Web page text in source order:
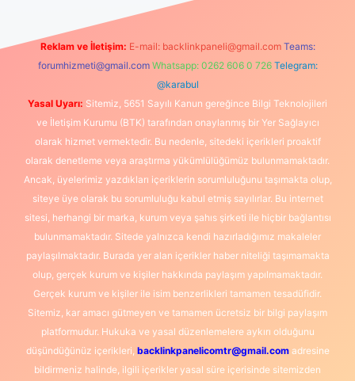
Reklam ve İletişim: E-mail: backlinkpaneli@gmail.com Teams:
forumhizmeti@gmail.com Whatsapp: 0262 606 0 726 Telegram:
@karabul
Yasal Uyarı: Sitemiz, 5651 Sayılı Kanun gereğince Bilgi Teknolojileri
ve İletişim Kurumu (BTK) tarafından onaylanmış bir Yer Sağlayıcı
olarak hizmet vermektedir. Bu nedenle, sitedeki içerikleri proaktif
olarak denetleme veya araştırma yükümlülüğümüz bulunmamaktadır.
Ancak, üyelerimiz yazdıkları içeriklerin sorumluluğunu taşımakta olup,
siteye üye olarak bu sorumluluğu kabul etmiş sayılırlar. Bu internet
sitesi, herhangi bir marka, kurum veya şahıs şirketi ile hiçbir bağlantısı
bulunmamaktadır. Sitede yalnızca kendi hazırladığımız makaleler
paylaşılmaktadır. Burada yer alan içerikler haber niteliği taşımamakta
olup, gerçek kurum ve kişiler hakkında paylaşım yapılmamaktadır.
Gerçek kurum ve kişiler ile isim benzerlikleri tamamen tesadüfidir.
Sitemiz, kar amacı gütmeyen ve tamamen ücretsiz bir bilgi paylaşım
platformudur. Hukuka ve yasal düzenlemelere aykırı olduğunu
düşündüğünüz içerikleri, backlinkpanelicomtr@gmail.comadresine
bildirmeniz halinde, ilgili içerikler yasal süre içerisinde sitemizden